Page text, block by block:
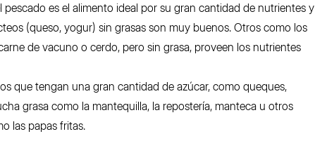
es el alimento ideal por su gran cantidad de nutrientes y
(queso, yogur) sin grasas son muy buenos. Otros como los
de vacuno o cerdo, pero sin grasa, proveen los nutrientes
que tengan una gran cantidad de azúcar, como queques,
grasa como la mantequilla, la repostería, manteca u otros
las papas fritas.